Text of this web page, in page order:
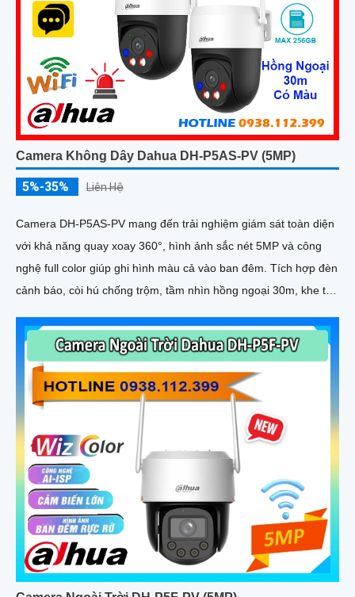
Camera Không Dây Dahua DH-P5AS-PV (5MP)
5%-35% Liên Hệ
Camera DH-P5AS-PV mang đến trải nghiệm giám sát toàn diện
với khả năng quay xoay 360°, hình ảnh sắc nét 5MP và công
nghệ full color giúp ghi hình màu cả vào ban đêm. Tích hợp đèn
cảnh báo, còi hú chống trộm, tầm nhìn hồng ngoại 30m, khe thẻ
động ổn định trong mọi điều kiện